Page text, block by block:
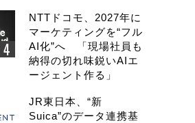
NTTドコモ、2027年に
マーケティングを“フル
AI化”へ 「現場社員も
納得の切れ味鋭いAIエ
ージェント作る」
JR東日本、“新
Suica”のデータ連携基